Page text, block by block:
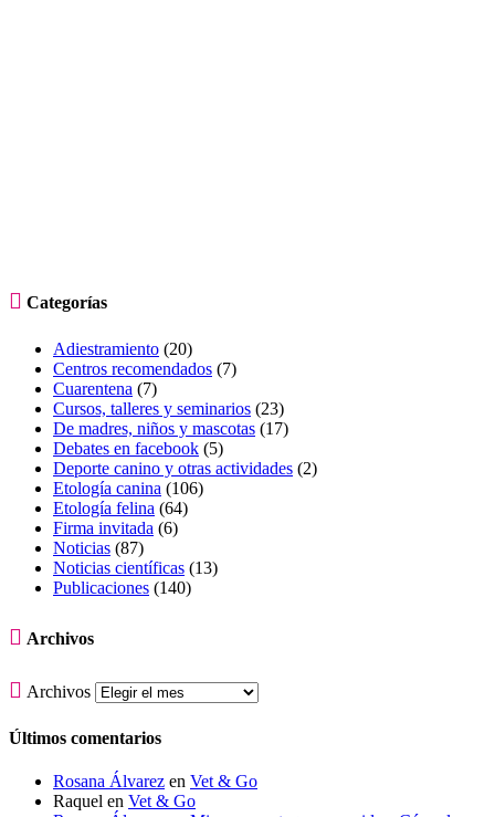
 Categorías
Adiestramiento (20)
Centros recomendados (7)
Cuarentena (7)
Cursos, talleres y seminarios (23)
De madres, niños y mascotas (17)
Debates en facebook (5)
Deporte canino y otras actividades (2)
Etología canina (106)
Etología felina (64)
Firma invitada (6)
Noticias (87)
Noticias científicas (13)
Publicaciones (140)
 Archivos
 Archivos
Últimos comentarios
Rosana Álvarez en Vet & Go
Raquel en Vet & Go